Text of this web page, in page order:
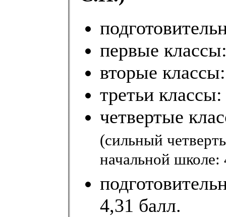
первые
вторые
третьи
четвертые
(сильный
начальной школе:
4,31 балл.